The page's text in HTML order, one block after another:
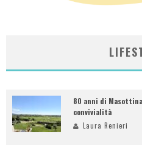
80 anni di
convivialità
Laura Renieri